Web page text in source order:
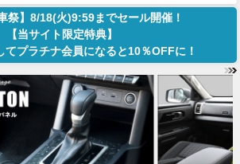
祭】8/18(火)9:59までセール開催！
【当サイト限定特典】
てプラチナ会員になると10％OFFに！